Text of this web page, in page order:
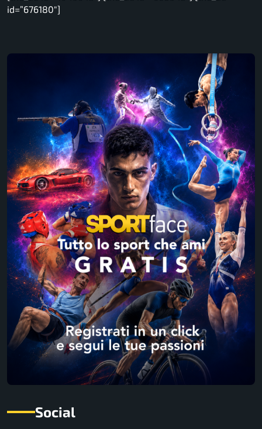
id=”676180″]
Social